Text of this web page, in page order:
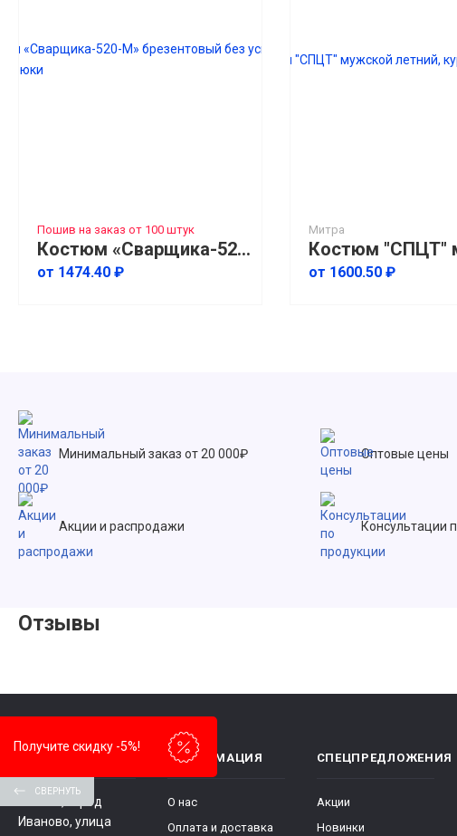
Пошив на заказ от 100 штук
Костюм «Сварщика-520-М» брезентовый без усиления, куртка+брюки
от 1474.40 ₽
Митра
от 1600.50 ₽
Минимальный заказ от 20 000₽ Оптовые цены
Акции и распродажи Консультации
Отзывы
КОНТАКТЫ
153000, город
Иваново, улица
ИНФОРМАЦИЯ
О нас
Оплата и доставка
СПЕЦПРЕДЛОЖЕНИЯ
Акции
Новинки
Получите скидку -5%!
СВЕРНУТЬ